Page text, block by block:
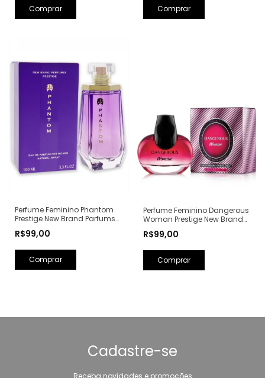
Perfume Feminino Phantom
Prestige New Brand Parfums
Eau de Parfum - 100ml (Ref.
Olfativa: Alien Mugler)
R$99,00
Perfume Feminino Dangerous
Woman Prestige New Brand
100ml (Ref. Olfativa: Poison
R$99,00
Cadastre-se
Receba novidades e promoções